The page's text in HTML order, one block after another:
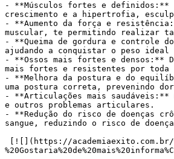
- **Músculos fortes e definidos:**
crescimento e a hipertrofia,
- **Aumento da força e
muscular, te permitindo realizar
- **Queima de gordura e controle
ajudando a conquistar o peso
- **Ossos mais fortes e densos:**
mais fortes e resistentes por toda
- **Melhora da postura e do
uma postura correta, prevenindo
- **Articulações mais
e outros problemas articulares.
- **Redução do risco de doenças
sangue, reduzindo o risco de